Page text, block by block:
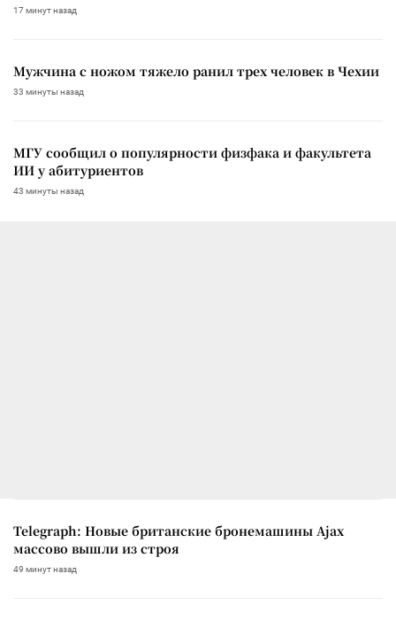
17 минут назад
Мужчина с ножом тяжело ранил трех человек в Чехии
33 минуты назад
МГУ сообщил о популярности физфака и факультета
ИИ у абитуриентов
43 минуты назад
Telegraph: Новые британские бронемашины Ajax
массово вышли из строя
49 минут назад